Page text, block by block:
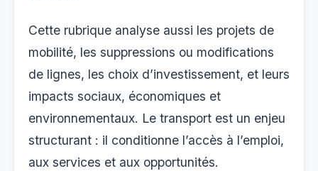
Cette rubrique analyse aussi les projets de
mobilité, les suppressions ou modifications
de lignes, les choix d’investissement, et leurs
impacts sociaux, économiques et
environnementaux. Le transport est un enjeu
structurant : il conditionne l’accès à l’emploi,
aux services et aux opportunités.